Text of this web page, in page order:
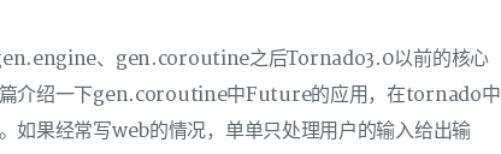
、gen.coroutine之后Tornado3.0以前的核心
篇介绍一下gen.coroutine中Future的应用，在tornado中
如果经常写web的情况，单单只处理用户的输入给出输